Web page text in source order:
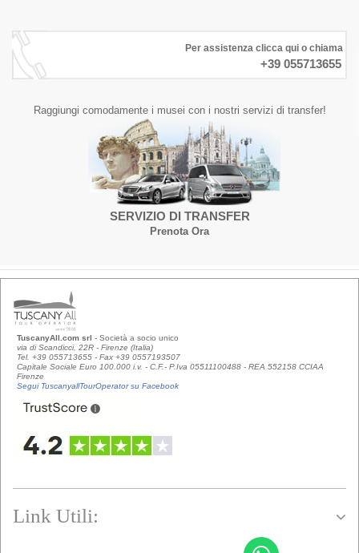
Per assistenza clicca qui o chiama
+39 055713655
Raggiungi comodamente i musei con i nostri servizi di transfer!
SERVIZIO DI TRANSFER
Prenota Ora
TuscanyAll.com srl - Società a socio unico
via di Scandicci, 22R - Firenze (Italia)
Tel. +39 055713655 - Fax +39 0557193507
Capitale Sociale Euro 100.000 i.v. - C.F.- P.Iva 05511100488 - REA 552158 CCIAA
Firenze
Segui TuscanyallTourOperator su Facebook
Link Utili: